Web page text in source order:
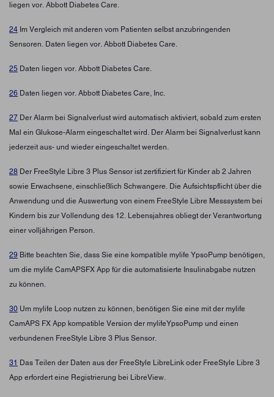
liegen vor. Abbott Diabetes Care.
24 Im Vergleich mit anderen vom Patienten selbst anzubringenden
Sensoren. Daten liegen vor. Abbott Diabetes Care.
25 Daten liegen vor. Abbott Diabetes Care.
26 Daten liegen vor. Abbott Diabetes Care, Inc.
27 Der Alarm bei Signalverlust wird automatisch aktiviert, sobald zum ersten
Mal ein Glukose-Alarm eingeschaltet wird. Der Alarm bei Signalverlust kann
jederzeit aus- und wieder eingeschaltet werden.
28 Der FreeStyle Libre 3 Plus Sensor ist zertifiziert für Kinder ab 2 Jahren
sowie Erwachsene, einschließlich Schwangere. Die Aufsichtspflicht über die
Anwendung und die Auswertung von einem FreeStyle Libre Messsystem bei
Kindern bis zur Vollendung des 12. Lebensjahres obliegt der Verantwortung
einer volljährigen Person.
29 Bitte beachten Sie, dass Sie eine kompatible mylife YpsoPump benötigen,
um die mylife CamAPSFX App für die automatisierte Insulinabgabe nutzen
zu können.
30 Um mylife Loop nutzen zu können, benötigen Sie eine mit der mylife
CamAPS FX App kompatible Version der mylifeYpsoPump und einen
verbundenen FreeStyle Libre 3 Plus Sensor.
31 Das Teilen der Daten aus der FreeStyle LibreLink oder FreeStyle Libre 3
App erfordert eine Registrierung bei LibreView.